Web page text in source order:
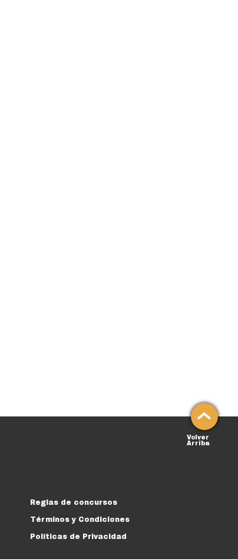
Volver
Arriba
Reglas de concursos
Términos y Condiciones
Políticas de Privacidad